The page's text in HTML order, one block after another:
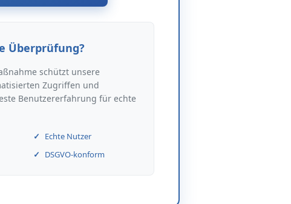
Überprüfung?
schützt unsere
Zugriffen und
Benutzererfahrung für echte
Echte Nutzer
DSGVO-konform